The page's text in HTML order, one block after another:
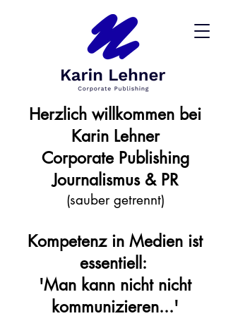
Herzlich willkommen bei
Karin Lehner
Corporate Publishing
Journalismus & PR
(sauber getrennt)
Kompetenz in Medien ist
essentiell:
'Man kann nicht nicht
kommunizieren...'